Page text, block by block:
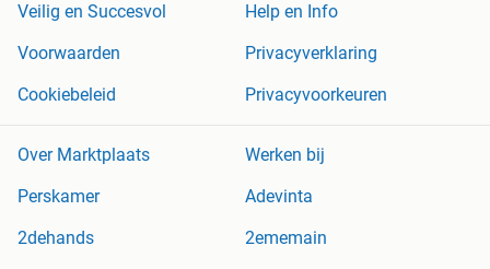
Veilig en Succesvol
Help en Info
Voorwaarden
Privacyverklaring
Cookiebeleid
Privacyvoorkeuren
Over Marktplaats
Werken bij
Perskamer
Adevinta
2dehands
2ememain